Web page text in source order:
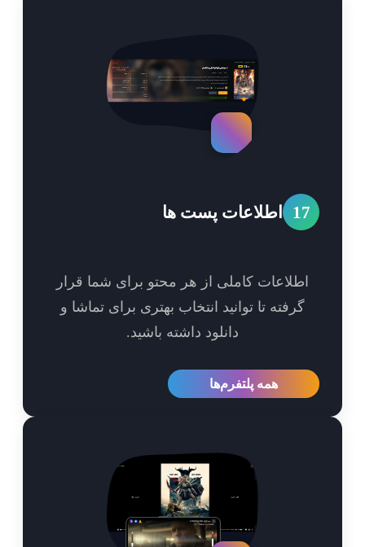
اطلاعات پست ها
کاملی از هر محتو برای شما قرار
گرفته تا توانید انتخاب بهتری برای تماشا و
دانلود داشته باشید.
همه پلتفرم‌ها